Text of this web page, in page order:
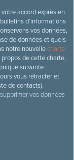
accord exprès en
d’informations
vos données,
de données et quels
notre nouvellecharte
de cette charte,
suivante :
vous rétracter et
de contacts).
vos données